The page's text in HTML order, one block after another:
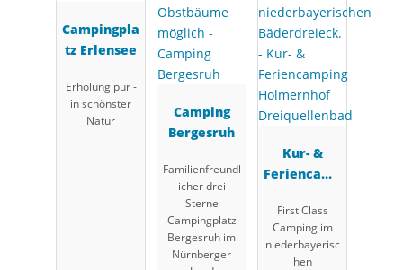
Campingpla
tz Erlensee
Erholung pur -
in schönster
Natur
Camping
Bergesruh
Familienfreundl
icher drei
Sterne
Campingplatz
Bergesruh im
Nürnberger
Kur- &
Feriencamp
Holmernhof
Dreiquellen
bad
First Class
Camping im
niederbayerisc
hen